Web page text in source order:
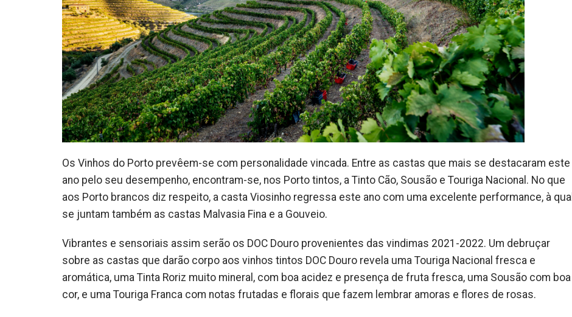
Os Vinhos do Porto prevêem-se com personalidade vincada. Entre as castas que mais se destacaram este
ano pelo seu desempenho, encontram-se, nos Porto tintos, a Tinto Cão, Sousão e Touriga Nacional. No que
aos Porto brancos diz respeito, a casta Viosinho regressa este ano com uma excelente performance, à qual
se juntam também as castas Malvasia Fina e a Gouveio.
Vibrantes e sensoriais assim serão os DOC Douro provenientes das vindimas 2021-2022. Um debruçar
sobre as castas que darão corpo aos vinhos tintos DOC Douro revela uma Touriga Nacional fresca e
aromática, uma Tinta Roriz muito mineral, com boa acidez e presença de fruta fresca, uma Sousão com boa
cor, e uma Touriga Franca com notas frutadas e florais que fazem lembrar amoras e flores de rosas.